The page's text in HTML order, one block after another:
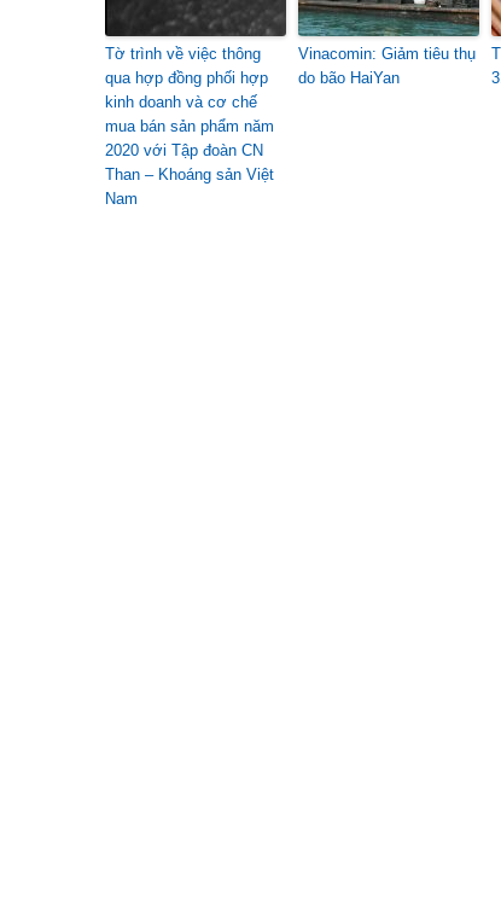
Tờ trình về việc thông
qua hợp đồng phối hợp
kinh doanh và cơ chế
mua bán sản phẩm năm
2020 với Tập đoàn CN
Than – Khoáng sản Việt
Nam
Vinacomin: Giảm tiêu thụ
do bão HaiYan